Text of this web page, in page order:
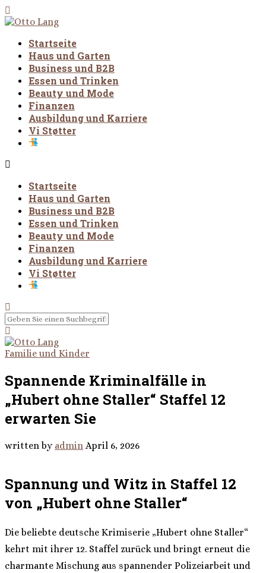
Startseite
Haus und Garten
Business und B2B
Essen und Trinken
Beauty und Mode
Finanzen
Ausbildung und Karriere
Vi Støtter
Startseite
Haus und Garten
Business und B2B
Essen und Trinken
Beauty und Mode
Finanzen
Ausbildung und Karriere
Vi Støtter
Familie und Kinder
Spannende Kriminalfälle in
„Hubert ohne Staller“ Staffel 12
erwarten Sie
written by admin April 6, 2026
Spannung und Witz in Staffel 12
von „Hubert ohne Staller“
Die beliebte deutsche Krimiserie „Hubert ohne Staller“
kehrt mit ihrer 12. Staffel zurück und bringt erneut die
charmante Mischung aus spannender Polizeiarbeit und